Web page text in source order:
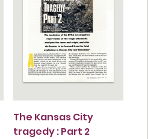
The Kansas City
tragedy : Part 2